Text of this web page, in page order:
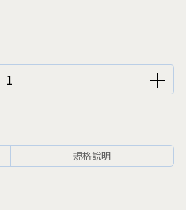
規格說明